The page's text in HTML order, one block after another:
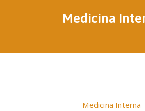
Medicina
Medicina Interna